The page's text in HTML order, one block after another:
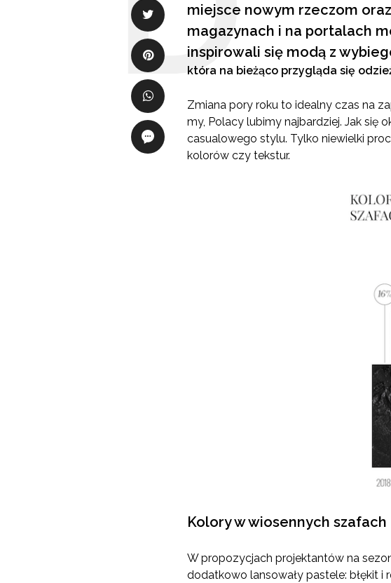
miejsce nowym rzeczom
magazynach i na portalach
inspirowali się modą z
która na bieżąco przygląda się
Zmiana pory roku to idealny czas na
my, Polacy lubimy najbardziej. Jak się
casualowego stylu. Tylko niewielki
kolorów czy tekstur.
Kolory w wiosennych
W propozycjach projektantów na
dodatkowo lansowały pastele: błękit i